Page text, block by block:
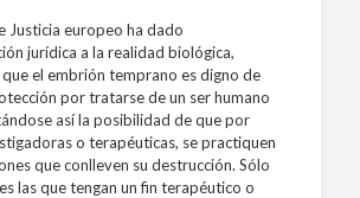
Justicia europeo ha dado
jurídica a la realidad biológica,
el embrión temprano es digno de
por tratarse de un ser humano
así la posibilidad de que por
o terapéuticas, se practiquen
que conlleven su destrucción. Sólo
las que tengan un fin terapéutico o